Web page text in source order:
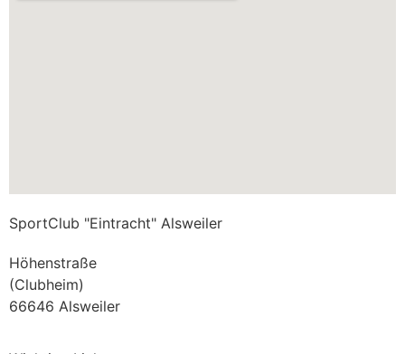
SportClub "Eintracht" Alsweiler
Höhenstraße
(Clubheim)
66646 Alsweiler